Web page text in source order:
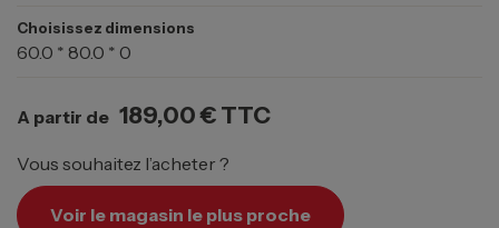
Choisissez dimensions
60.0 * 80.0 * 0
A partir de 189,00 € TTC
Vous souhaitez l’acheter ?
Voir le magasin le plus proche